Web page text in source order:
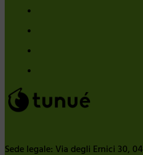
Sede legale: Via degli Ernici 30,